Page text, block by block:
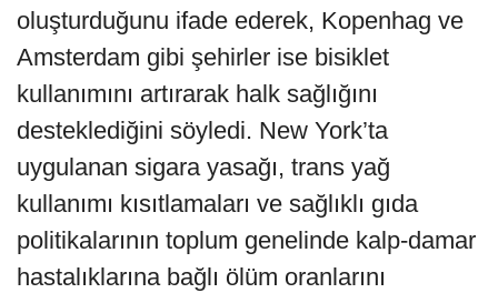
oluşturduğunu ifade ederek, Kopenhag ve
Amsterdam gibi şehirler ise bisiklet
kullanımını artırarak halk sağlığını
desteklediğini söyledi. New York’ta
uygulanan sigara yasağı, trans yağ
kullanımı kısıtlamaları ve sağlıklı gıda
politikalarının toplum genelinde kalp-damar
hastalıklarına bağlı ölüm oranlarını